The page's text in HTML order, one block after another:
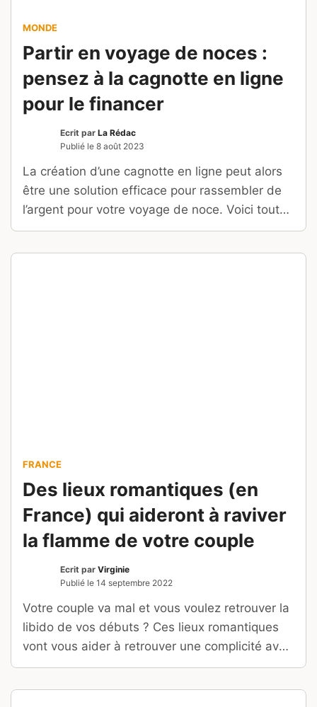
MONDE
Partir en voyage de noces :
pensez à la cagnotte en ligne
pour le financer
Ecrit par La Rédac
Publié le 8 août 2023
La création d’une cagnotte en ligne peut alors
être une solution efficace pour rassembler de
l’argent pour votre voyage de noce. Voici tout
ce que vous devez savoir à ce propos.
FRANCE
Des lieux romantiques (en
France) qui aideront à raviver
la flamme de votre couple
Ecrit par Virginie
Publié le 14 septembre 2022
Votre couple va mal et vous voulez retrouver la
libido de vos débuts ? Ces lieux romantiques
vont vous aider à retrouver une complicité avec
votre partenaire !